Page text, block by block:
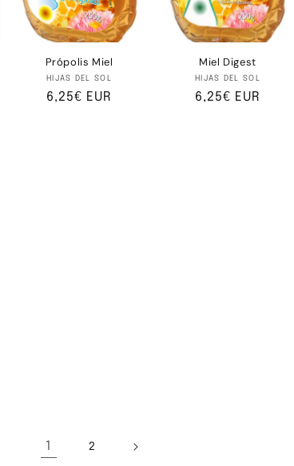
Própolis Miel
Proveedor:
HIJAS DEL SOL
Precio
6,25€ EUR
Miel Digest
Proveedor:
HIJAS DEL SOL
Precio
6,25€ EUR
1 2